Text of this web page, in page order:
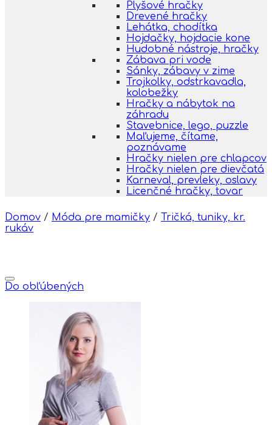
Plyšové hračky
Drevené hračky
Lehátka, chodítka
Hojdačky, hojdacie kone
Hudobné nástroje, hračky
Zábava pri vode
Sánky, zábavy v zime
Trojkolky, odstrkavadla,
kolobežky
Hračky a nábytok na
záhradu
Stavebnice, lego, puzzle
Maľujeme, čítame,
poznávame
Hračky nielen pre chlapcov
Hračky nielen pre dievčatá
Karneval, prevleky, oslavy
Licenčné hračky, tovar
Domov / Móda pre mamičky / Tričká, tuniky, kr.
rukáv
Do obľúbených